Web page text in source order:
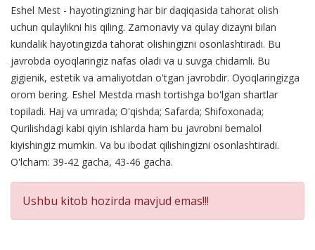
Product
Summery
Eshel Mest - hayotingizning har bir daqiqasida tahorat olish
uchun qulaylikni his qiling. Zamonaviy va qulay dizayni bilan
kundalik hayotingizda tahorat olishingizni osonlashtiradi. Bu
javrobda oyoqlaringiz nafas oladi va u suvga chidamli. Bu
gigienik, estetik va amaliyotdan o'tgan javrobdir. Oyoqlaringizga
orom bering. Eshel Mestda mash tortishga bo'lgan shartlar
topiladi. Haj va umrada; O'qishda; Safarda; Shifoxonada;
Qurilishdagi kabi qiyin ishlarda ham bu javrobni bemalol
kiyishingiz mumkin. Va bu ibodat qilishingizni osonlashtiradi.
O'lcham: 39-42 gacha, 43-46 gacha.
Ushbu kitob hozirda mavjud emas!!!